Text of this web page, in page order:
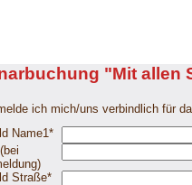
"Mit allen
ich mich/uns verbindlich für
Name1*
Straße*